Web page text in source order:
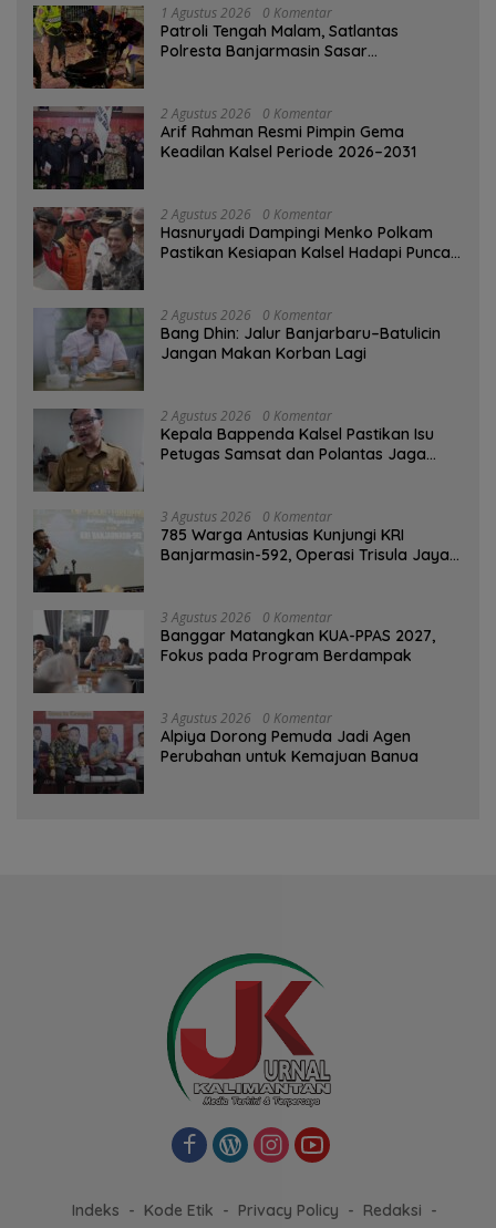
1 Agustus 2026 0 Komentar
Patroli Tengah Malam, Satlantas
Polresta Banjarmasin Sasar
2 Agustus 2026 0 Komentar
Arif Rahman Resmi Pimpin Gema
Keadilan Kalsel Periode 2026–2031
2 Agustus 2026 0 Komentar
Hasnuryadi Dampingi Menko Polkam
Pastikan Kesiapan Kalsel Hadapi Puncak
2 Agustus 2026 0 Komentar
Bang Dhin: Jalur Banjarbaru–Batulicin
Jangan Makan Korban Lagi
2 Agustus 2026 0 Komentar
Kepala Bappenda Kalsel Pastikan Isu
Petugas Samsat dan Polantas Jaga
3 Agustus 2026 0 Komentar
785 Warga Antusias Kunjungi KRI
Banjarmasin-592, Operasi Trisula Jaya
3 Agustus 2026 0 Komentar
‎Banggar Matangkan KUA-PPAS 2027,
Fokus pada Program Berdampak
3 Agustus 2026 0 Komentar
‎Alpiya Dorong Pemuda Jadi Agen
Perubahan untuk Kemajuan Banua ‎
Indeks Kode Etik Privacy Policy
Redaksi